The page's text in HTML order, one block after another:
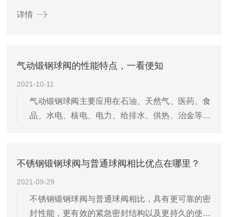
详情
气动锻钢球阀的性能特点，一看便知
2021-10-11
气动锻钢球阀主要应用在石油、天然气、医药、食
品、水电、核电、电力、给排水、供热、治金等行
能力大、轻便宜人、体积小、性翰可靠、可远程控
断、截止、转流的好产品，还可以调节流量。
不锈钢锻钢球阀与普通球阀相比优点在哪里？
2021-09-29
不锈钢锻钢球阀与普通球阀相比，具有更可靠的密
封性能，更有效的紧急密封结构以及更持久的使用